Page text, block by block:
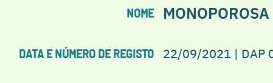
NOME MONOPOROSA
DATA E NÚMERO DE REGISTO 22/09/2021 | DAP